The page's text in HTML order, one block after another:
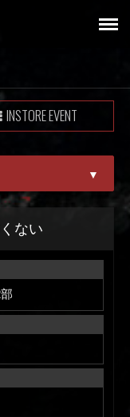
INSTORE EVENT
▼
ない